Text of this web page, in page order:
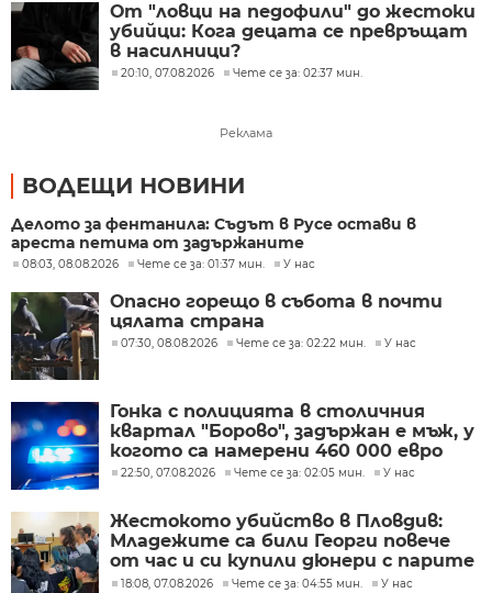
От "ловци на педофили" до жестоки
убийци: Кога децата се превръщат
в насилници?
20:10, 07.08.2026 Чете се за: 02:37 мин.
Реклама
ВОДЕЩИ НОВИНИ
Делото за фентанила: Съдът в Русе остави в
ареста петима от задържаните
08:03, 08.08.2026 Чете се за: 01:37 мин. У нас
Опасно горещо в събота в почти
цялата страна
07:30, 08.08.2026 Чете се за: 02:22 мин. У нас
Гонка с полицията в столичния
квартал "Борово", задържан е мъж, у
когото са намерени 460 000 евро
22:50, 07.08.2026 Чете се за: 02:05 мин. У нас
Жестокото убийство в Пловдив:
Младежите са били Георги повече
от час и си купили дюнери с парите
му
18:08, 07.08.2026 Чете се за: 04:55 мин. У нас